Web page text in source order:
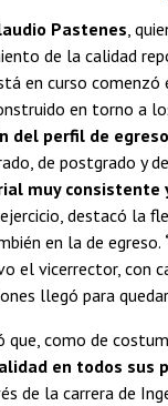
Pastenes ,
de la calidad
en curso
en torno a
del perfil de
de postgrado y
muy consistente
destacó la
en la de egreso.
el vicerrector, con
llegó para
como de
en todos sus
de la carrera de